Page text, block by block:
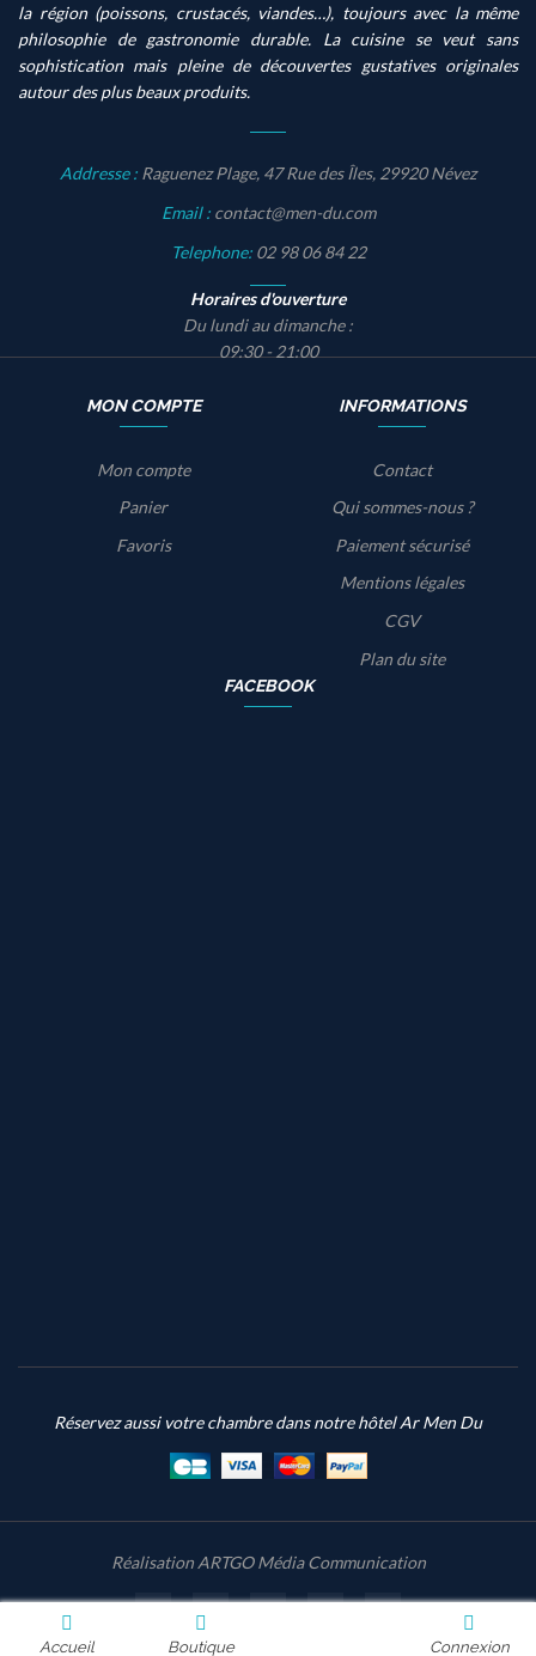
la région (poissons, crustacés, viandes…), toujours avec la même
philosophie de gastronomie durable. La cuisine se veut sans
sophistication mais pleine de découvertes gustatives originales
autour des plus beaux produits.
Addresse : Raguenez Plage, 47 Rue des Îles, 29920 Névez
Email : contact@men-du.com
Telephone: 02 98 06 84 22
Horaires d'ouverture
Du lundi au dimanche :
09:30 - 21:00
MON COMPTE
Mon compte
Panier
Favoris
INFORMATIONS
Contact
Qui sommes-nous ?
Paiement sécurisé
Mentions légales
CGV
Plan du site
FACEBOOK
Réservez aussi votre chambre dans notre hôtelAr Men Du
Réalisation ARTGO Média Communication
Accueil Boutique Connexion